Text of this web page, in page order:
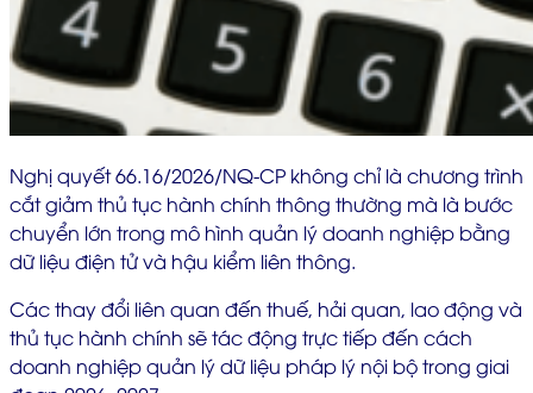
Nghị quyết 66.16/2026/NQ-CP không chỉ là chương trình
cắt giảm thủ tục hành chính thông thường mà là bước
chuyển lớn trong mô hình quản lý doanh nghiệp bằng
dữ liệu điện tử và hậu kiểm liên thông.
Các thay đổi liên quan đến thuế, hải quan, lao động và
thủ tục hành chính sẽ tác động trực tiếp đến cách
doanh nghiệp quản lý dữ liệu pháp lý nội bộ trong giai